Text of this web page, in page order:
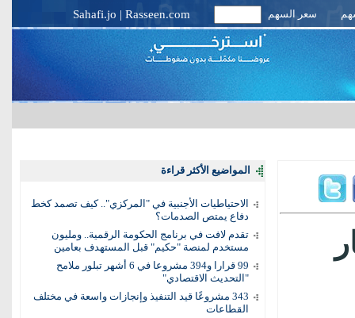
سعر السهم Sahafi.jo | Rasseen.com
المواضيع الأكثر قراءة
الاحتياطيات الأجنبية في "المركزي".. كيف تصمد كخط
دفاع يمتص الصدمات؟
تقدم لافت في برنامج الحكومة الرقمية.. ومليون
مستخدم لمنصة "حكيم" قبل المستهدف بعامين
99 قرارا و394 مشروعا في 6 أشهر تبلور ملامح
"التحديث الاقتصادي"
343 مشروعًا قيد التنفيذ وإنجازات واسعة في مختلف
القطاعات